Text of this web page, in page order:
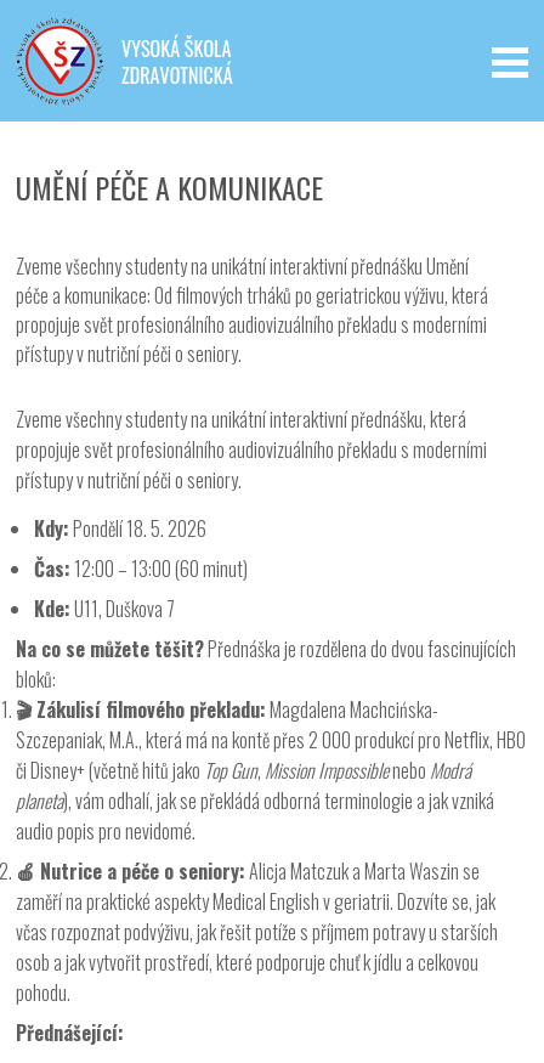
UMĚNÍ PÉČE A KOMUNIKACE
Zveme všechny studenty na unikátní interaktivní přednášku Umění
péče a komunikace: Od filmových trháků po geriatrickou výživu, která
propojuje svět profesionálního audiovizuálního překladu s moderními
přístupy v nutriční péči o seniory.
Zveme všechny studenty na unikátní interaktivní přednášku, která
propojuje svět profesionálního audiovizuálního překladu s moderními
přístupy v nutriční péči o seniory.
Kdy:Pondělí 18. 5. 2026
Čas: 12:00 – 13:00 (60 minut)
Kde:U11, Duškova 7
Na co se můžete těšit?Přednáška je rozdělena do dvou fascinujících
bloků:
🎬Zákulisí filmového překladu:Magdalena Machcińska-
Szczepaniak, M.A., která má na kontě přes 2 000 produkcí pro Netflix, HBO
či Disney+ (včetně hitů jako Top Gun, Mission Impossiblenebo Modrá
planeta), vám odhalí, jak se překládá odborná terminologie a jak vzniká
audio popis pro nevidomé.
🍎 Nutrice a péče o seniory:Alicja Matczuk a Marta Waszin se
zaměří na praktické aspekty Medical English v geriatrii. Dozvíte se, jak
včas rozpoznat podvýživu, jak řešit potíže s příjmem potravy u starších
osob a jak vytvořit prostředí, které podporuje chuť k jídlu a celkovou
pohodu.
Přednášející:
Iveta - Vysoká škola zdravotnická,
o.p.s.